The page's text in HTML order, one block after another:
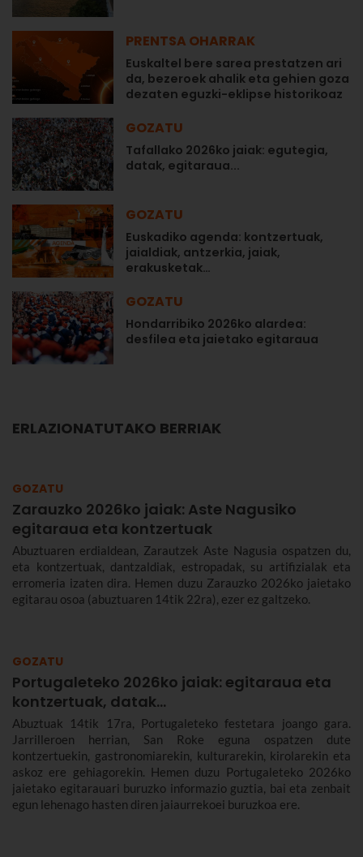
PRENTSA OHARRAK
Euskaltel bere sarea prestatzen ari
da, bezeroek ahalik eta gehien goza
dezaten eguzki-eklipse historikoaz
GOZATU
Tafallako 2026ko jaiak: egutegia,
datak, egitaraua...
GOZATU
Euskadiko agenda: kontzertuak,
jaialdiak, antzerkia, jaiak,
erakusketak…
GOZATU
Hondarribiko 2026ko alardea:
desfilea eta jaietako egitaraua
ERLAZIONATUTAKO BERRIAK
GOZATU
Zarauzko 2026ko jaiak: Aste Nagusiko
egitaraua eta kontzertuak
Abuztuaren erdialdean, Zarautzek Aste Nagusia ospatzen du,
eta kontzertuak, dantzaldiak, estropadak, su artifizialak eta
erromeria izaten dira. Hemen duzu Zarauzko 2026ko jaietako
egitarau osoa (abuztuaren 14tik 22ra), ezer ez galtzeko.
GOZATU
Portugaleteko 2026ko jaiak: egitaraua eta
kontzertuak, datak...
Abuztuak 14tik 17ra, Portugaleteko festetara joango gara.
Jarrilleroen herrian, San Roke eguna ospatzen dute
kontzertuekin, gastronomiarekin, kulturarekin, kirolarekin eta
askoz ere gehiagorekin. Hemen duzu Portugaleteko 2026ko
jaietako egitarauari buruzko informazio guztia, bai eta zenbait
egun lehenago hasten diren jaiaurrekoei buruzkoa ere.